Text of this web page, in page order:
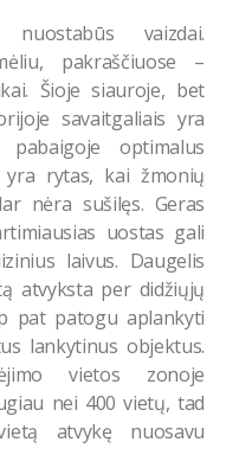
vaizdai.
pakraščiuose –
Šioje siauroje, bet
savaitgaliais yra
optimalus
yra rytas, kai žmonių
nėra sušilęs. Geras
uostas gali
laivus. Daugelis
atvyksta per didžiųjų
pat patogu aplankyti
lankytinus objektus.
vietos zonoje
nei 400 vietų, tad
atvykę nuosavu